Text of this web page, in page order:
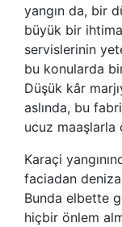
yangın da, bir
büyük bir
servislerinin
bu konularda
Düşük kâr
aslında, bu
ucuz maaşlarla
Karaçi
faciadan
Bunda elbette
hiçbir önlem